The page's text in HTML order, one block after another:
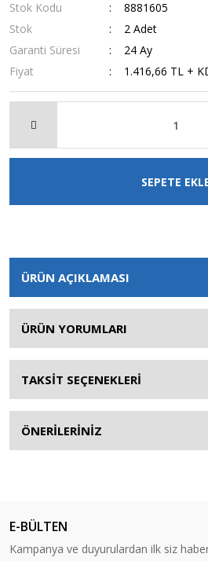
Stok Kodu
8881605
Stok
2 Adet
Garanti Süresi
24 Ay
Fiyat
1.416,66 TL +
SEPETE
ÜRÜN AÇIKLAMASI
ÜRÜN YORUMLARI
TAKSİT SEÇENEKLERİ
ÖNERİLERİNİZ
E-BÜLTEN
Kampanya ve duyurulardan ilk siz